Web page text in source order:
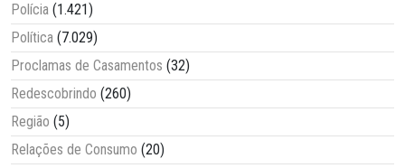
Polícia (1.421)
Política (7.029)
Proclamas de Casamentos (32)
Redescobrindo (260)
Região (5)
Relações de Consumo (20)